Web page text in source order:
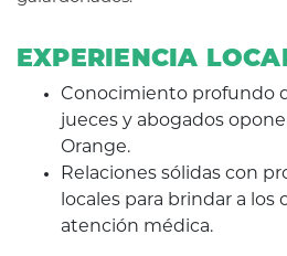
EXPERIENCIA
Conocimiento profundo
jueces y abogados
Orange.
Relaciones sólidas con
locales para brindar a los
atención médica.